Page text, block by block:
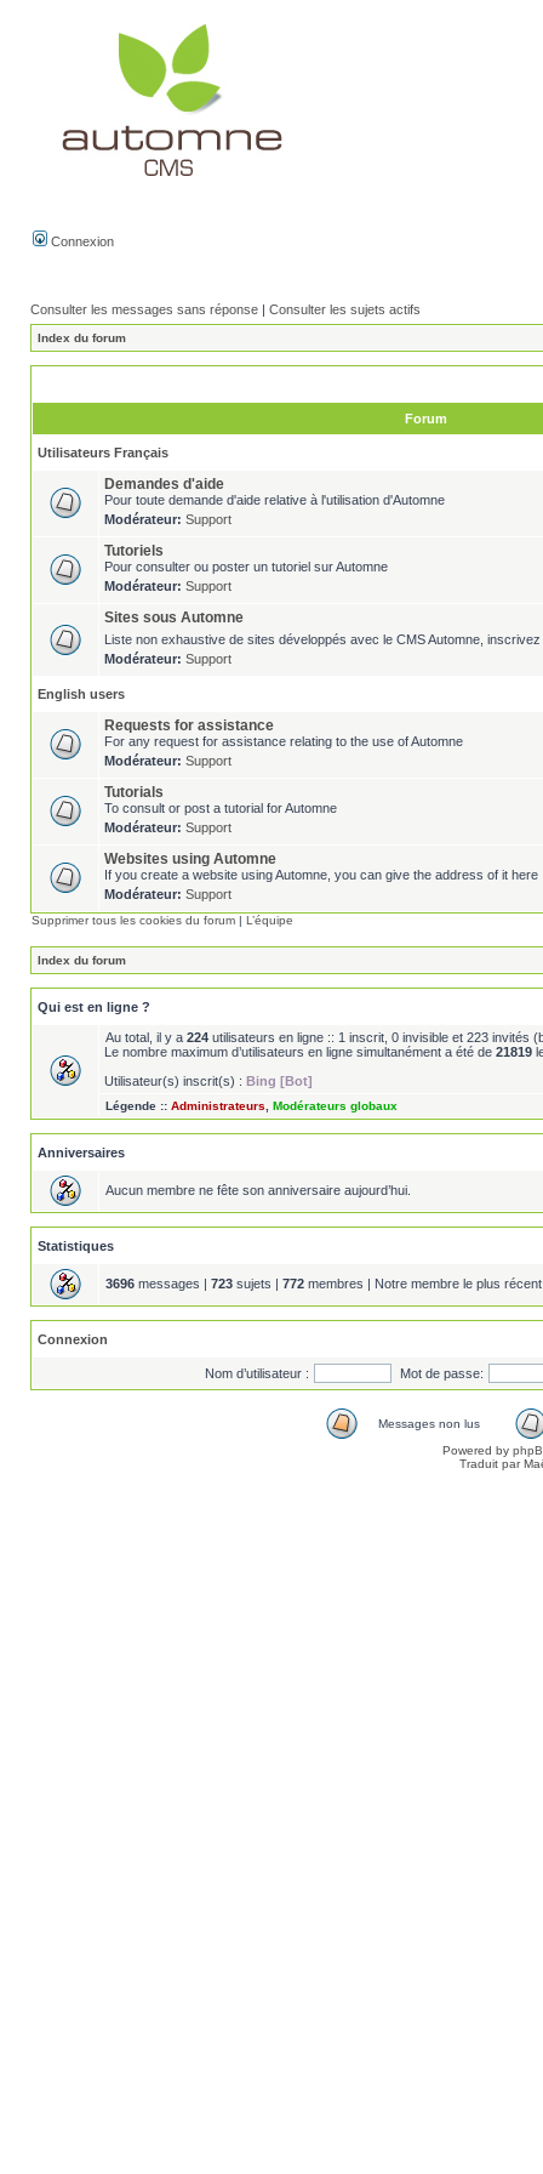
Connexion
Consulter les messages sans réponse | Consulter les sujets actifs
Index du forum
Forum
Utilisateurs Français
Demandes d'aide
Pour toute demande d'aide relative à l'utilisation d'Automne
Modérateur: Support
Tutoriels
Pour consulter ou poster un tutoriel sur Automne
Modérateur: Support
Sites sous Automne
Liste non exhaustive de sites développés avec le CMS Automne,
Modérateur: Support
English users
Requests for assistance
For any request for assistance relating to the use of Automne
Modérateur: Support
Tutorials
To consult or post a tutorial for Automne
Modérateur: Support
Websites using Automne
If you create a website using Automne, you can give the address of it here
Modérateur: Support
Supprimer tous les cookies du forum | L’équipe
Index du forum
Qui est en ligne ?
Au total, il y a 224 utilisateurs en ligne :: 1 inscrit, 0 invisible et 223 invités
Le nombre maximum d’utilisateurs en ligne simultanément a été de 21819
Utilisateur(s) inscrit(s) : Bing [Bot]
Légende :: Administrateurs Modérateurs globaux
Anniversaires
Aucun membre ne fête son anniversaire aujourd’hui.
Statistiques
3696 messages | 723 sujets | 772 membres | Notre membre le plus
Connexion
Nom d’utilisateur : Mot de passe:
Messages non lus
Powered by
Traduit par